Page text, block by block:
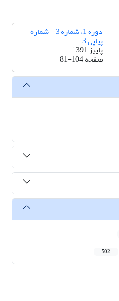
دوره 1، شماره 3 - شماره
پیاپی 3
پاییز 1391
صفحه81-104
502